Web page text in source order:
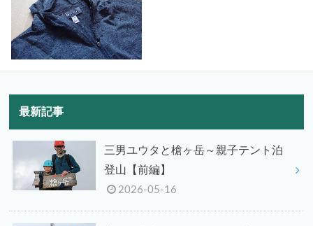
最新記事
三男ユウタと槍ヶ岳～親子テント泊
登山【前編】
2026-05-16